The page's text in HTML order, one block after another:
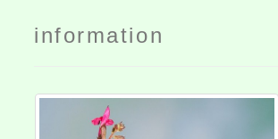
information